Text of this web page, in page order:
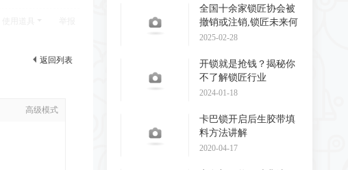
全国十余家锁匠协会被
撤销或注销,锁匠未来何
去何从?
2025-02-28
开锁就是抢钱？揭秘你
不了解锁匠行业
2024-01-18
卡巴锁开启后生胶带填
料方法讲解
2020-04-17
返回列表
高级模式